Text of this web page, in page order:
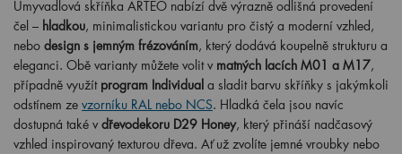
Umyvadlová skříňka ARTEO nabízí dvě výrazně odlišná provedení
čel – hladkou, minimalistickou variantu pro čistý a moderní vzhled,
nebo design s jemným frézováním, který dodává koupelně strukturu a
eleganci. Obě varianty můžete volit v matných lacích M01 a M17,
případně využít program Individual a sladit barvu skříňky s jakýmkoli
odstínem ze vzorníku RAL nebo NCS. Hladká čela jsou navíc
dostupná také v dřevodekoru D29 Honey, který přináší nadčasový
vzhled inspirovaný texturou dřeva. Ať už zvolíte jemné vroubky nebo